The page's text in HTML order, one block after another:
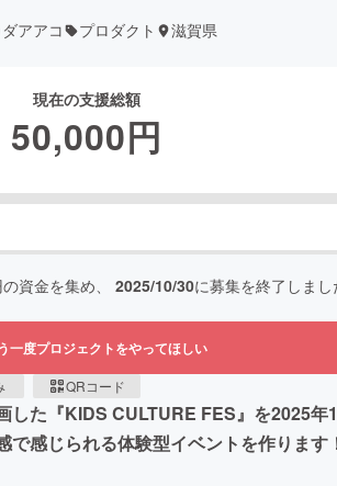
アアコ プロダクト 滋賀県
現在の支援総額
50,000円
資金を集め、 2025/10/30に募集を終了しまし
一度プロジェクトをやってほしい
QRコード
た『KIDS CULTURE FES』を2025
感じられる体験型イベントを作ります